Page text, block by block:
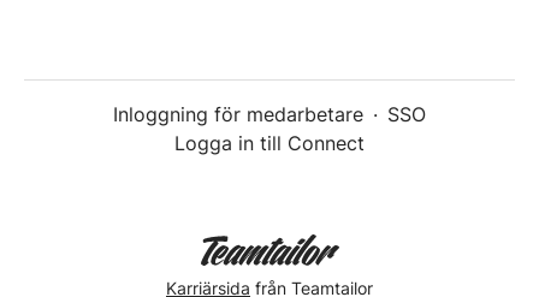
Inloggning för medarbetare · SSO
Logga in till Connect
Karriärsida från Teamtailor